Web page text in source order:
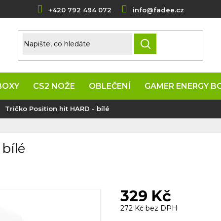
+420 792 494 072 info@fadee.cz
HLEDAT
CS2 NOŽE OBLEČENÍ GAMER ENERGY
Tričko Position hit HARD - bílé
329 Kč
272 Kč bez DPH